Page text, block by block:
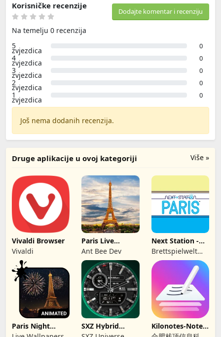
Dodajte komentar i recenziju
Korisničke recenzije
Na temelju 0 recenzija
5
zvjezdica 0
4
zvjezdica 0
3
zvjezdica 0
2
zvjezdica 0
1
zvjezdica 0
Još nema dodanih recenzija.
Više »
Druge aplikacije u ovoj kategoriji
Vivaldi Browser
Vivaldi
Paris Live
Wallpaper
Ant Bee Dev
Next Station -
Paris
Brettspielwelt
GmbH
Paris Night
Wallpaper
SXZ Hybrid
Nexus Brojčanik
Kilonotes-Notes
& Mark up PDF